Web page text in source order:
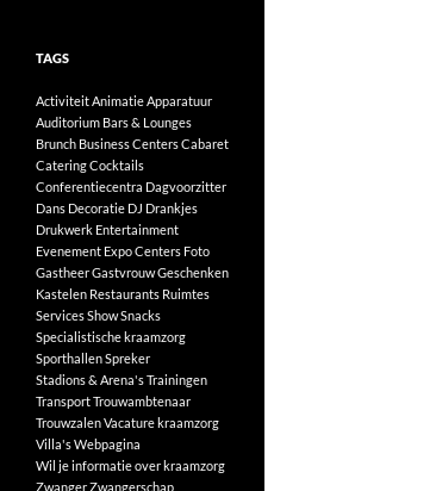
TAGS
ActiviteitAnimatieApparatuur
Auditorium Bars & Lounges
Brunch Business CentersCabaret
CateringCocktails
Conferentiecentra Dagvoorzitter
Dans Decoratie DJ Drankjes
Drukwerk Entertainment
Evenement Expo Centers Foto
GastheerGastvrouwGeschenken
Kastelen Restaurants Ruimtes
ServicesShowSnacks
Specialistische kraamzorg
SporthallenSpreker
Stadions & Arena'sTrainingen
TransportTrouwambtenaar
TrouwzalenVacature kraamzorg
Villa'sWebpagina
Wil je informatie over kraamzorg
ZwangerZwangerschap